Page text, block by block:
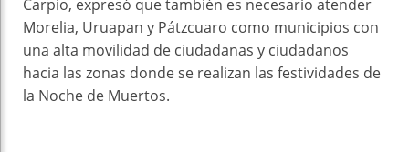
Carpio, expresó que también es necesario atender
Morelia, Uruapan y Pátzcuaro como municipios con
una alta movilidad de ciudadanas y ciudadanos
hacia las zonas donde se realizan las festividades de
la Noche de Muertos.